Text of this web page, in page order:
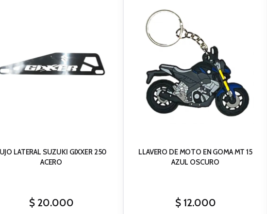
LATERAL SUZUKI GIXXER 250
ACERO
$20.000
LLAVERO DE MOTO EN GOMA MT 15
AZUL OSCURO
$12.000